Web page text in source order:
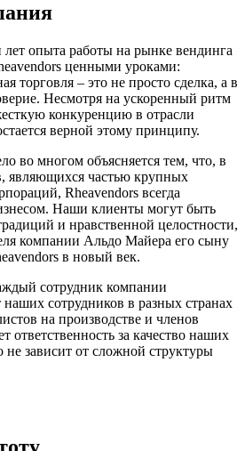
лет опыта работы на рынке вендинга
ценными уроками:
торговля – это не просто сделка, а в
Несмотря на ускоренный ритм
конкуренцию в отрасли
верной этому принципу.
во многом объясняется тем, что, в
являющихся частью крупных
Rheavendors всегда
Наши клиенты могут быть
и нравственной целостности,
компании Альдо Майера его сыну
в новый век.
сотрудник компании
наших сотрудников в разных странах
на производстве и членов
ответственность за качество наших
не зависит от сложной структуры